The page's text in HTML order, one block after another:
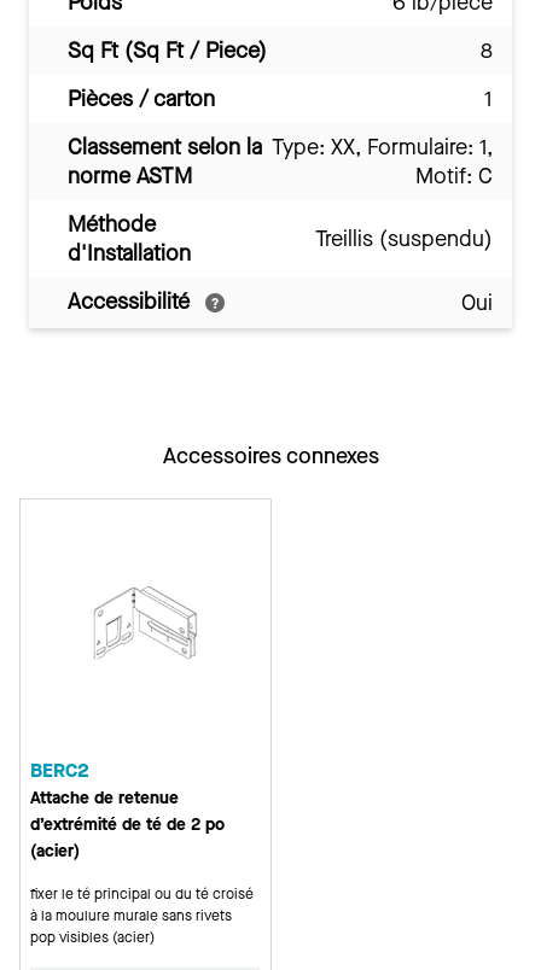
Sq Ft (Sq Ft / Piece)
8
Pièces / carton
1
Classement selon la
norme ASTM
Type: XX, Formulaire: 1,
Motif: C
Méthode
d'Installation
Treillis (suspendu)
Accessibilité Oui
Accessoires connexes
BERC2
Attache de retenue
d’extrémité de té de 2 po
(acier)
fixer le té principal ou du té croisé
à la moulure murale sans rivets
pop visibles (acier)